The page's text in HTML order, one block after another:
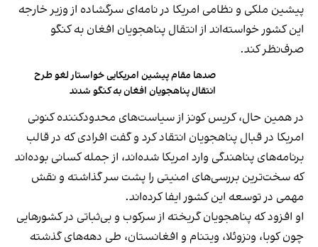
پیشین ملکی و نظامی امریکا در نامه‌ای سرگشاده از وزیر خارجه
این کشور خواسته‌اند از انتقال پناهجویان افغان به کنگو
صرف‌نظر کند.
صدها مقام پیشین امریکایی خواستار لغو طرح
انتقال پناهجویان افغان به کنگو شدند
در همین حال، کریس کونز از سیاست‌های محدودکننده کنونی
امریکا در قبال پناهجویان انتقاد کرد و گفت افرادی که در قالب
برنامه‌های پناهندگی وارد امریکا شده‌اند، از جمله کسانی بوده‌اند
که سخت‌ترین بررسی‌های امنیتی را پشت سر گذاشته و نقش
مهمی در توسعه این کشور ایفا کرده‌اند.
او افزود که پناهجویان گریخته از سرکوب و بی‌ثباتی در کشورهایی
چون کوبا، ونزوئلا، ویتنام و افغانستان، طی دهه‌های گذشته